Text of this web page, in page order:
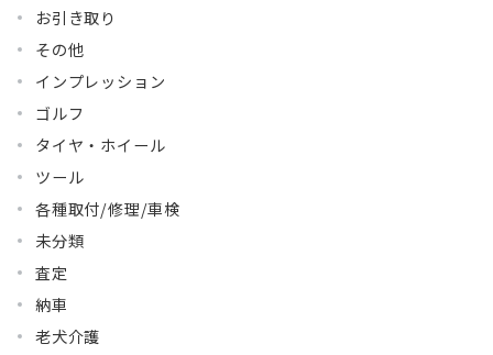
お引き取り
その他
インプレッション
ゴルフ
タイヤ・ホイール
ツール
各種取付/修理/車検
未分類
査定
納車
老犬介護